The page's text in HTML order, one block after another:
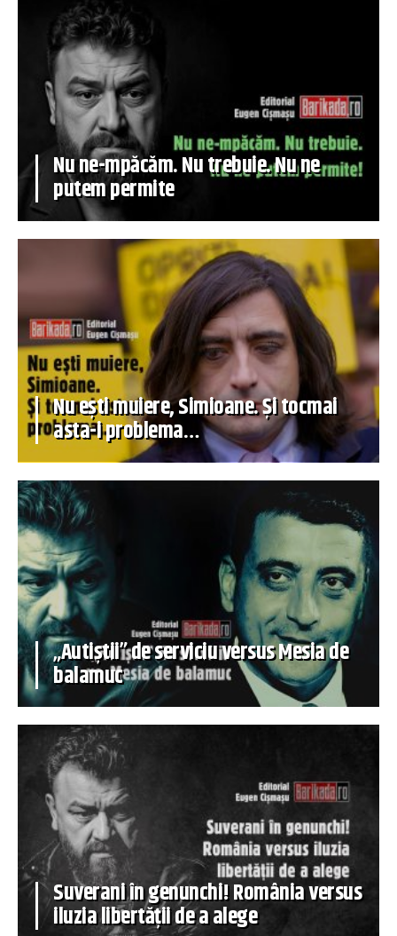
Nu ne-mpăcăm. Nu trebuie. Nu ne
putem permite
Nu ești muiere, Simioane. Și tocmai
asta-i problema…
„Autiștii” de serviciu versus Mesia de
balamuc
Suverani în genunchi! România versus
iluzia libertății de a alege